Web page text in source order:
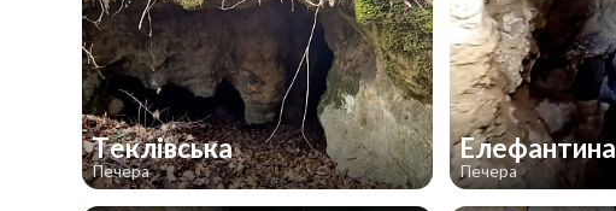
Теклівська
Печера
Елефантина
Печера